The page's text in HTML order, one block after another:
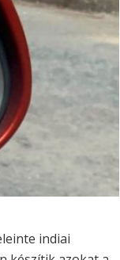
indiai